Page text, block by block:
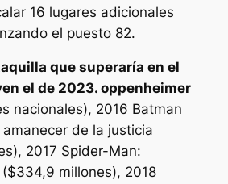
16 lugares adicionales
el puesto 82.
que superaría en el
el de 2023. oppenheimer
nacionales), 2016 Batman
amanecer de la justicia
2017 Spider-Man:
($334,9 millones), 2018